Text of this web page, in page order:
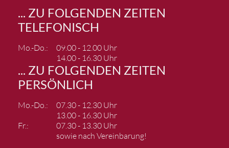
... ZU FOLGENDEN ZEITEN
TELEFONISCH
Mo.-Do.:
09.00 - 12.00 Uhr
14.00 - 16.30 Uhr
... ZU FOLGENDEN ZEITEN
PERSÖNLICH
Mo.-Do.:
07.30 - 12.30 Uhr
13.00 - 16.30 Uhr
Fr.:
07.30 - 13.30 Uhr
sowie nach Vereinbarung!